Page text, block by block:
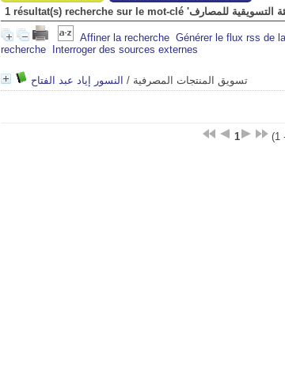
Affiner la recherche Générer le flux rss de
recherche
Interroger des sources externes
تسويق المنتجات المصرفية / النسور إياد عبد الفتاح
1 (1